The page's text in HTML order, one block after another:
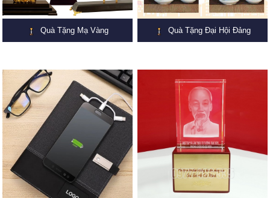
Quà Tặng Mạ Vàng Quà Tặng Đại Hội Đảng